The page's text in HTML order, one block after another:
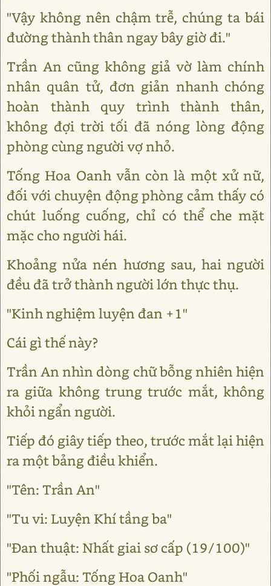
"Vậy không nên chậm trễ, chúng ta bái
đường thành thân ngay bây giờ đi."
Trần An cũng không giả vờ làm chính
nhân quân tử, đơn giản nhanh chóng
hoàn thành quy trình thành thân,
không đợi trời tối đã nóng lòng động
phòng cùng người vợ nhỏ.
Tống Hoa Oanh vẫn còn là một xử nữ,
đối với chuyện động phòng cảm thấy có
chút luống cuống, chỉ có thể che mặt
mặc cho người hái.
Khoảng nửa nén hương sau, hai người
đều đã trở thành người lớn thực thụ.
"Kinh nghiệm luyện đan +1"
Cái gì thế này?
Trần An nhìn dòng chữ bỗng nhiên hiện
ra giữa không trung trước mắt, không
khỏi ngẩn người.
Tiếp đó giây tiếp theo, trước mắt lại hiện
ra một bảng điều khiển.
"Tên: Trần An"
"Tu vi: Luyện Khí tầng ba"
"Đan thuật: Nhất giai sơ cấp (19/100)"
"Phối ngẫu: Tống Hoa Oanh"